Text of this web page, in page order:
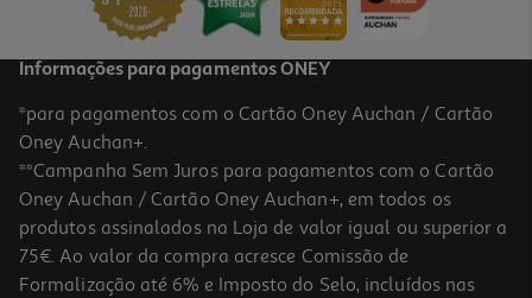
Informações para pagamentos ONEY
*para pagamentos com o Cartão Oney Auchan / Cartão
Oney Auchan+.
**Campanha Sem Juros para pagamentos com o Cartão
Oney Auchan / Cartão Oney Auchan+, em todos os
produtos assinalados na Loja de valor igual ou superior a
75€. Ao valor da compra acresce Comissão de
Formalização até 6% e Imposto do Selo, incluídos nas